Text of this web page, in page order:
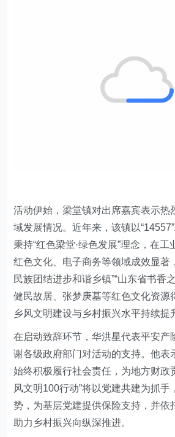
活动伊始，梁堂镇对出席嘉宾表示热
域发展情况。近年来，该镇以
秉持“红色梁堂·绿色发展”理念，在工
红色文化、电子商务等领域成效显著 ，
民族团结进步和谐乡镇”“山东省书香
健民故居、张梦庚墓等红色文化资源
乡风文明建设与乡村振兴水平持续提
在启动致辞环节，华洪星代表平安产
谢各级政府部门对活动的支持。他表
始终积极履行社会责任，为地方财政
风文明100行动”将以党建共建为抓手
势，为基层党建提供保险支持，并依
助力乡村振兴向纵深推进。